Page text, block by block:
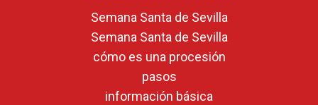
Semana Santa de Sevilla
Semana Santa de Sevilla
cómo es una procesión
pasos
información básica